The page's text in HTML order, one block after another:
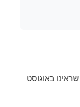
באוגוסט